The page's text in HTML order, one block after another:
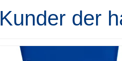
Kunder der